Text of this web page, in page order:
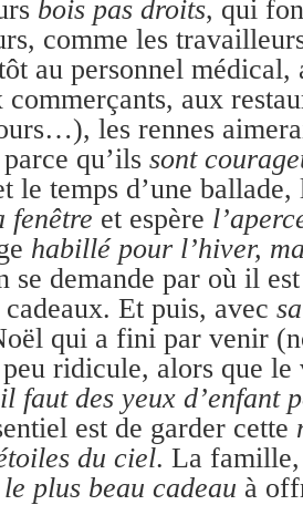
bois pas droits, qui
comme les
au personnel médical,
commerçants, aux
les rennes
qu’ils sont
le temps d’une ballade,
fenêtre et espère
habillé pour l’hiver,
se demande par où il
Et puis, avec
qui a fini par venir
peu ridicule, alors que
faut des yeux d’enfant
est de garder cette
du ciel. La famille,
le plus beau cadeau à